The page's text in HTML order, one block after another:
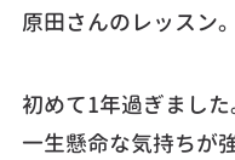
原田さんのレッスン。
初めて1年過ぎました
一生懸命な気持ちが